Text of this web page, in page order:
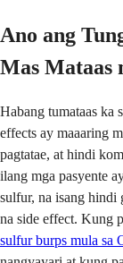
Ano ang
Mas Mataas
Habang tumataas ka
effects ay maaaring
pagtatae, at hindi
ilang mga pasyente
sulfur, na isang hindi
na side effect. Kung
sulfur burps mula sa